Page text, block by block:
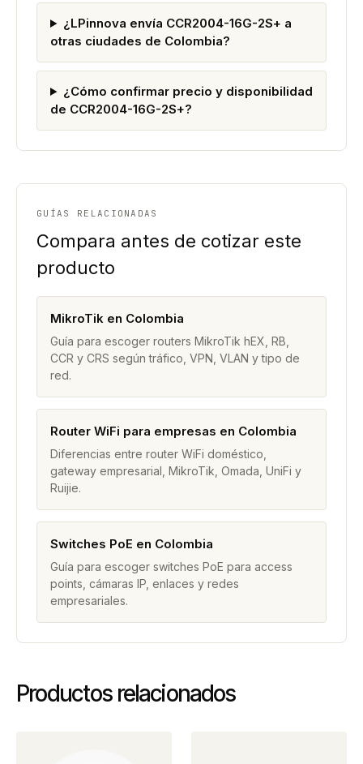
¿LPinnova envía CCR2004-16G-2S+ a
otras ciudades de Colombia?
¿Cómo confirmar precio y disponibilidad
de CCR2004-16G-2S+?
GUÍAS RELACIONADAS
Compara antes de cotizar este
producto
MikroTik en Colombia
Guía para escoger routers MikroTik hEX, RB,
CCR y CRS según tráfico, VPN, VLAN y tipo de
red.
Router WiFi para empresas en Colombia
Diferencias entre router WiFi doméstico,
gateway empresarial, MikroTik, Omada, UniFi y
Ruijie.
Switches PoE en Colombia
Guía para escoger switches PoE para access
points, cámaras IP, enlaces y redes
empresariales.
Productos relacionados